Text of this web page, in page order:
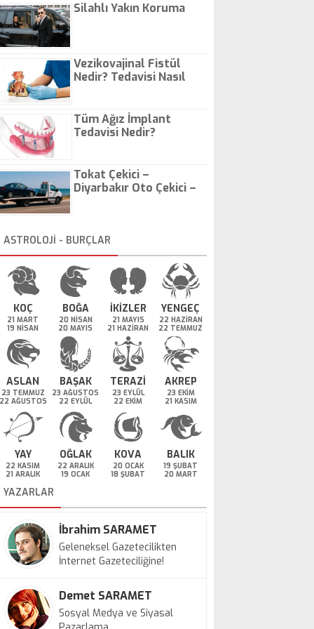
Silahlı Yakın Koruma
Vezikovajinal Fistül
Nedir? Tedavisi Nasıl
Tüm Ağız İmplant
Tedavisi Nedir?
Tokat Çekici –
Diyarbakır Oto Çekici –
ASTROLOJİ - BURÇLAR
KOÇ
21 MART
19 NİSAN
BOĞA
20 NİSAN
20 MAYIS
İKİZLER
21 MAYIS
21 HAZİRAN
YENGEÇ
22 HAZİRAN
22 TEMMUZ
ASLAN
23 TEMMUZ
22 AĞUSTOS
BAŞAK
23 AĞUSTOS
22 EYLÜL
TERAZİ
23 EYLÜL
22 EKİM
AKREP
23 EKİM
21 KASIM
YAY
22 KASIM
21 ARALIK
OĞLAK
22 ARALIK
19 OCAK
KOVA
20 OCAK
18 ŞUBAT
BALIK
19 ŞUBAT
20 MART
YAZARLAR
İbrahim SARAMET
Geleneksel Gazetecilikten
İnternet Gazeteciliğine!
Demet SARAMET
Sosyal Medya ve Siyasal